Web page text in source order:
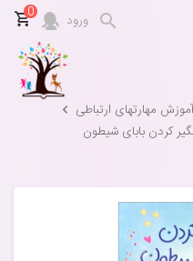
ورود 0
آموزش مهارتهای ارتباطی
کردن بابای شیطون